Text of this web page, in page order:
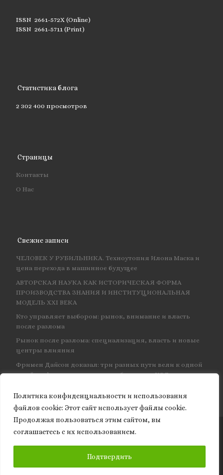
Политика конфиденциальности и использования
файлов сookie: Этот сайт использует файлы cookie.
Продолжая пользоваться этим сайтом, вы
соглашаетесь с их использованием.
Подтвердить
ISSN 2661-572X (Online)
ISSN 2661-5711 (Print)
Статистика блога
2 302 400 просмотров
Страницы
Контакты
О Нас
Свежие записи
ЧЕЛОВЕК У РУБИЛЬНИКА. Техноутопия Илона Маска и
цена перехода в машинное будущее
АВТОРСКАЯ НАУКА КАК ИСТОРИЧЕСКАЯ ФОРМА
ПРОИЗВОДСТВА ЗНАНИЯ И ИНСТИТУЦИОНАЛЬНАЯ
МОДЕЛЬ XXI ВЕКА
Кто управляет выбором: рынок, внимание и власть
после разлома
Рынок после разлома: специализация, власть и новые
центры влияния
Фримен Дайсон доказал: три разных пути вели к одной
и той же физике — и навсегда объединил КЭД
© 2026Granite of science– Все права защищены